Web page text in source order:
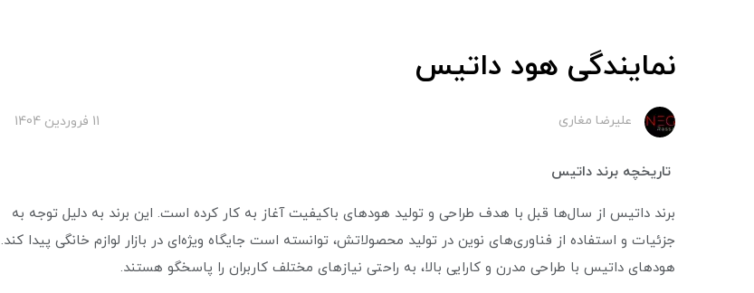
نمایندگی هود داتیس
علیرضا مغاری 11 فروردین 1404
تاریخچه برند داتیس
برند داتیس از سال‌ها قبل با هدف طراحی و تولید هودهای باکیفیت آغاز به کار کرده است. این برند به دلیل توجه به
جزئیات و استفاده از فناوری‌های نوین در تولید محصولاتش، توانسته است جایگاه ویژه‌ای در بازار لوازم خانگی پیدا کند.
هودهای داتیس با طراحی مدرن و کارایی بالا، به راحتی نیازهای مختلف کاربران را پاسخگو هستند.